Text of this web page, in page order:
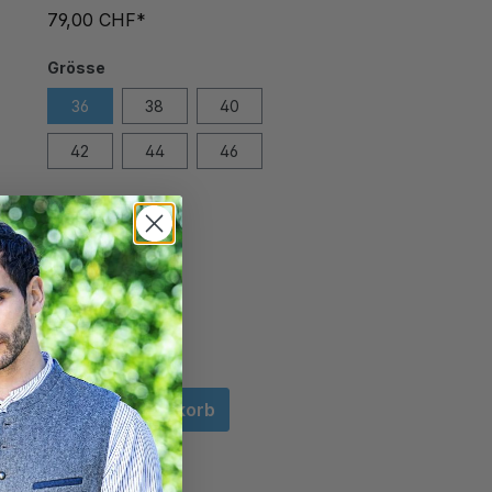
79,00 CHF*
Grösse
36 38 40
42 44 46
In den Warenkorb